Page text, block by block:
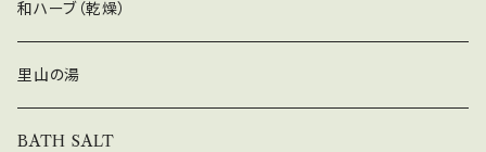
和ハーブ（乾燥）
里山の湯
BATH SALT